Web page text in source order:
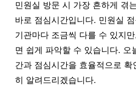
민원실 방문 시 가장 흔하게 겪
바로 점심시간입니다. 민원실
기관마다 조금씩 다를 수 있지
면 쉽게 파악할 수 있습니다. 오
간과 점심시간을 효율적으로 확
히 알려드리겠습니다.